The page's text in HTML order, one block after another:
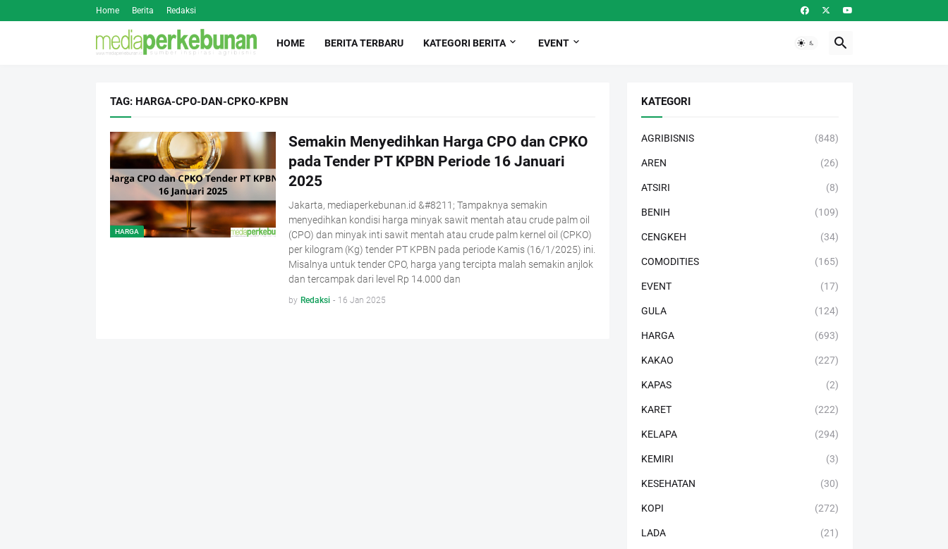
Home Berita Redaksi
HOME BERITA TERBARU KATEGORI BERITA EVENT
TAG: HARGA-CPO-DAN-CPKO-KPBN
HARGA
Semakin Menyedihkan Harga CPO dan CPKO
pada Tender PT KPBN Periode 16 Januari
2025
Jakarta, mediaperkebunan.id &#8211; Tampaknya semakin
menyedihkan kondisi harga minyak sawit mentah atau crude palm oil
(CPO) dan minyak inti sawit mentah atau crude palm kernel oil (CPKO)
per kilogram (Kg) tender PT KPBN pada periode Kamis (16/1/2025) ini.
Misalnya untuk tender CPO, harga yang tercipta malah semakin anjlok
dan tercampak dari level Rp 14.000 dan
by Redaksi - 16 Jan 2025
KATEGORI
AGRIBISNIS (848)
AREN (26)
ATSIRI (8)
BENIH (109)
CENGKEH (34)
COMODITIES (165)
EVENT (17)
GULA (124)
HARGA (693)
KAKAO (227)
KAPAS (2)
KARET (222)
KELAPA (294)
KEMIRI (3)
KESEHATAN (30)
KOPI (272)
LADA (21)